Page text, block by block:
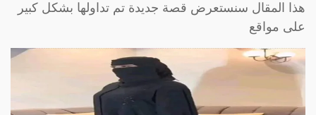
هذا المقال سنستعرض قصة جديدة تم تداولها بشكل كبير
على مواقع